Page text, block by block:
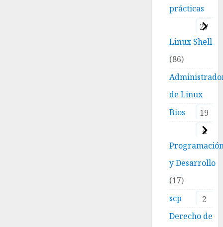
prácticas
27
Linux Shell
86
de Linux
19
Bios
4
y Desarrollo
17
scp
2
Derecho de